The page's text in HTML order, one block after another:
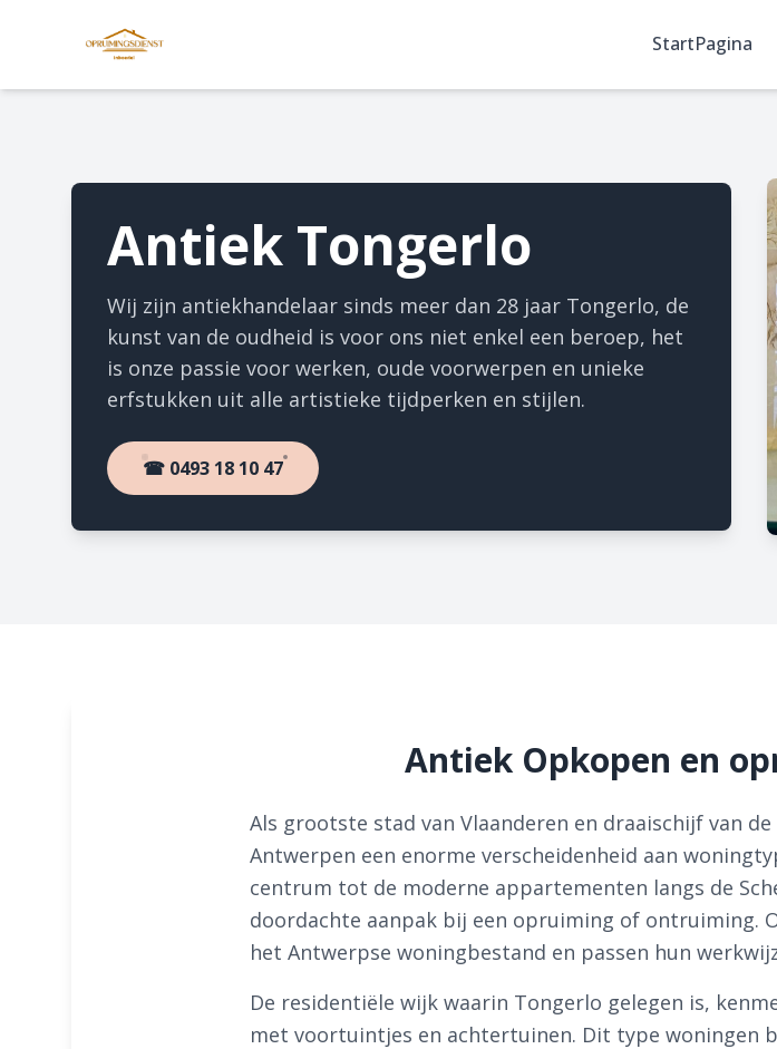
StartPagina
Antiek Tongerlo
Wij zijn antiekhandelaar sinds meer dan 28 jaar Tongerlo, de
kunst van de oudheid is voor ons niet enkel een beroep, het
is onze passie voor werken, oude voorwerpen en unieke
erfstukken uit alle artistieke tijdperken en stijlen.
☎ 0493 18 10 47
Antiek Opkopen en
Als grootste stad van Vlaanderen en draaischijf van
Antwerpen een enorme verscheidenheid aan
centrum tot de moderne appartementen langs de
doordachte aanpak bij een opruiming of ontruiming.
het Antwerpse woningbestand en passen hun
De residentiële wijk waarin Tongerlo gelegen is,
met voortuintjes en achtertuinen. Dit type woningen